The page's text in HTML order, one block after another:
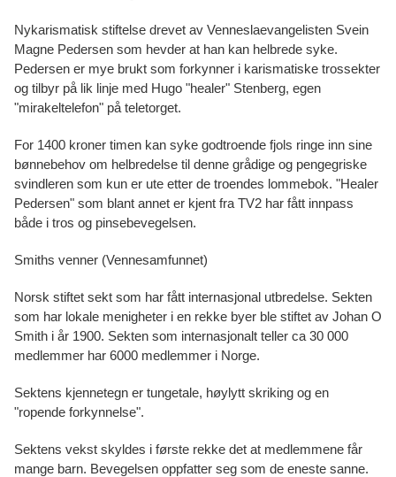
Nykarismatisk stiftelse drevet av Venneslaevangelisten Svein
Magne Pedersen som hevder at han kan helbrede syke.
Pedersen er mye brukt som forkynner i karismatiske trossekter
og tilbyr på lik linje med Hugo "healer" Stenberg, egen
"mirakeltelefon" på teletorget.
For 1400 kroner timen kan syke godtroende fjols ringe inn sine
bønnebehov om helbredelse til denne grådige og pengegriske
svindleren som kun er ute etter de troendes lommebok. "Healer
Pedersen" som blant annet er kjent fra TV2 har fått innpass
både i tros og pinsebevegelsen.
Smiths venner (Vennesamfunnet)
Norsk stiftet sekt som har fått internasjonal utbredelse. Sekten
som har lokale menigheter i en rekke byer ble stiftet av Johan O
Smith i år 1900. Sekten som internasjonalt teller ca 30 000
medlemmer har 6000 medlemmer i Norge.
Sektens kjennetegn er tungetale, høylytt skriking og en
"ropende forkynnelse".
Sektens vekst skyldes i første rekke det at medlemmene får
mange barn. Bevegelsen oppfatter seg som de eneste sanne.